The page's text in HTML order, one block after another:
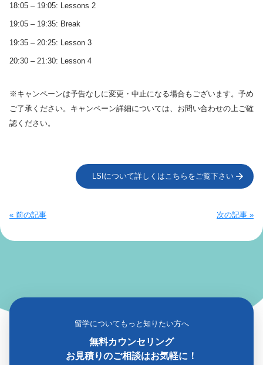
18:05 – 19:05: Lessons 2
19:05 – 19:35: Break
19:35 – 20:25: Lesson 3
20:30 – 21:30: Lesson 4
※キャンペーンは予告なしに変更・中止になる場合もございます。予め
ご了承ください。キャンペーン詳細については、お問い合わせの上ご確
認ください。
LSIについて詳しくはこちらをご覧下さい
« 前の記事 次の記事 »
留学についてもっと知りたい方へ
無料カウンセリング
お見積りのご相談はお気軽に！